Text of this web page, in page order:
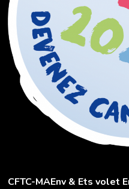
CFTC-MAEnv & Ets volet